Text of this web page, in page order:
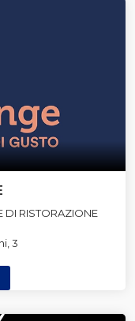
DI RISTORAZIONE
3